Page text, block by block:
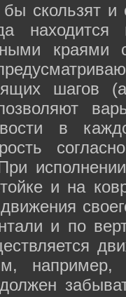
бы скользят
краями
шагов
в
и на
и по
например,